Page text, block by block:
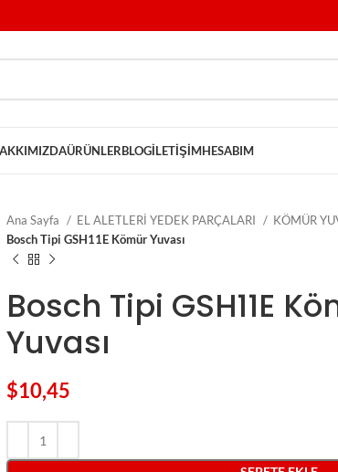
ÜRÜNLERBLOGİLETIŞIMHESABIM
Ana Sayfa EL ALETLERİ YEDEK PARÇALARI
KÖMÜR
Bosch Tipi GSH11E Kömür Yuvası
Bosch Tipi GSH11E
Yuvası
$10,45